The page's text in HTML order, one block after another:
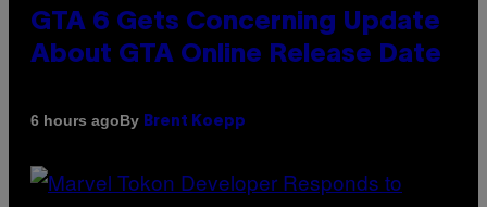
GTA 6 Gets Concerning Update
About GTA Online Release Date
6 hours agoBy Brent Koepp